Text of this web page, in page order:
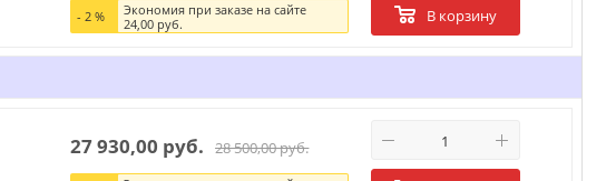
- 2%
Экономия при заказе на сайте
24,00 руб.
В корзину
27 930,00 руб. 28 500,00 руб.